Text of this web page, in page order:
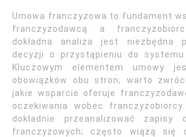
Umowa franczyzowa to fundament
franczyzodawcą a
dokładna analiza jest niezbędna
decyzji o przystąpieniu do systemu
Kluczowym elementem umowy
obowiązków obu stron; warto
jakie wsparcie oferuje
oczekiwania wobec
dokładnie przeanalizować zapisy
franczyzowych; często wiążą się